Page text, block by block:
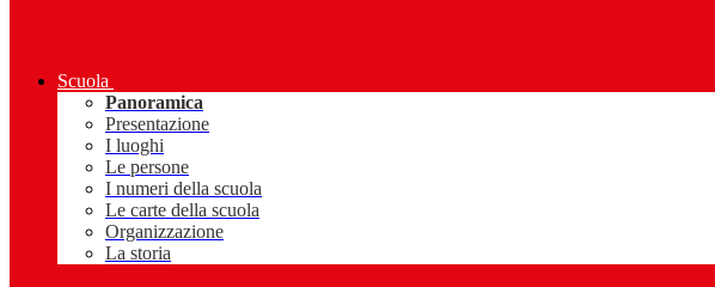
Scuola
Panoramica
Presentazione
I luoghi
Le persone
I numeri della scuola
Le carte della scuola
Organizzazione
La storia